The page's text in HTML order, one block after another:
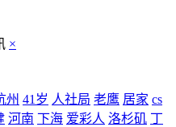
×
州 41岁 人社局 老鹰 居家 cs
河南 下海 爱彩人 洛杉矶 丁